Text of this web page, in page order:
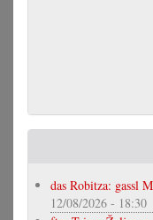
das Robitza: gassl
12/08/2026 - 18:30